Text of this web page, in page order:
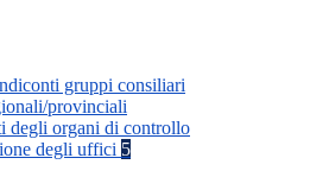
gruppi consiliari
provinciali
degli organi di controllo
degli uffici 5